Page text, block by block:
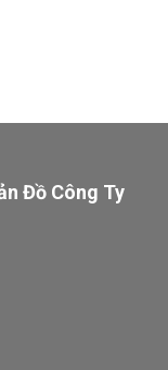
Đồ Công Ty